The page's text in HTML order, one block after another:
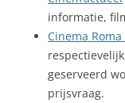
informatie,
Cinema
respectievelijk
geserveerd
prijsvraag.